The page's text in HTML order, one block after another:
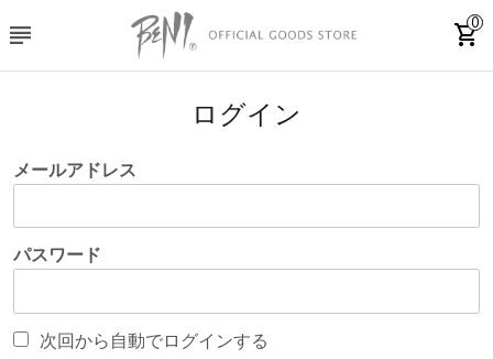
subject shopping_cart
0
ログイン
メールアドレス
パスワード
次回から自動でログインする